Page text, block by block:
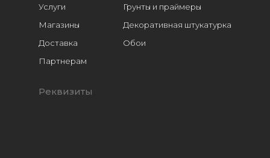
Грунты и праймеры
Декоративная штукатурка
Обои
Расходники
Услуги
Магазины
Доставка
Реквизиты
Партнерам